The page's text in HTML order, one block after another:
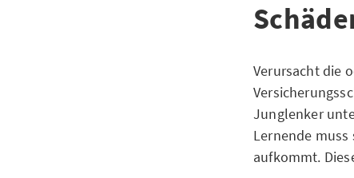
Verursacht die
Junglenker
Lernende
aufkommt.